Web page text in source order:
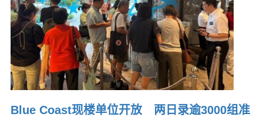
Blue Coast现楼单位开放 两日录逾3000组准